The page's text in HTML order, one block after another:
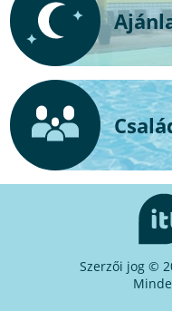
Szerzői jog ©